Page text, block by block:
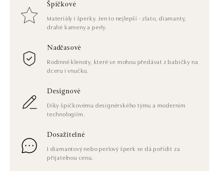
Špičkové
Materiály i šperky. Jen to nejlepší - zlato, diamanty,
drahé kameny a perly.
Nadčasové
Rodinné klenoty, které se mohou předávat z babičky na
dceru i vnučku.
Designové
Díky špičkovému designérského týmu a moderním
technologiím.
Dosažitelné
I diamantový nebo perlový šperk se dá pořídit za
přijatelnou cenu.